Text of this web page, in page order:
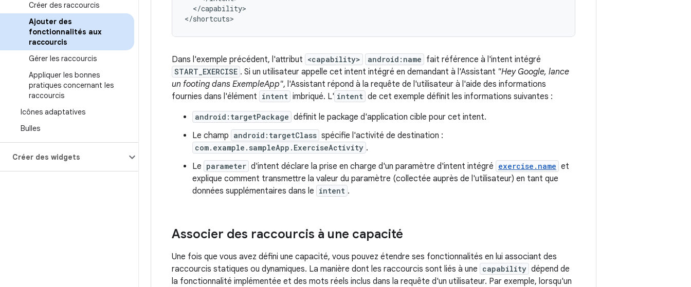
Créer des raccourcis
Ajouter des
fonctionnalités aux
raccourcis
Gérer les raccourcis
Appliquer les bonnes
pratiques concernant les
raccourcis
Icônes adaptatives
Bulles
Créer des widgets
</capability>
Dans l'exemple précédent, l'attribut <capability> android:name fait référence à l'intent intégré
START_EXERCISE . Si un utilisateur appelle cet intent intégré en demandant à l'Assistant "Hey Google, lance
un footing dans ExempleApp", l'Assistant répond à la requête de l'utilisateur à l'aide des informations
fournies dans l'élément intent imbriqué. L' intent de cet exemple définit les informations suivantes :
android:targetPackage définit le package d'application cible pour cet intent.
Le champ android:targetClass spécifie l'activité de destination :
com.example.sampleApp.ExerciseActivity .
Le parameter d'intent déclare la prise en charge d'un paramètre d'intent intégré exercise.name et
explique comment transmettre la valeur du paramètre (collectée auprès de l'utilisateur) en tant que
données supplémentaires dans le intent .
Associer des raccourcis à une capacité
Une fois que vous avez défini une capacité, vous pouvez étendre ses fonctionnalités en lui associant des
raccourcis statiques ou dynamiques. La manière dont les raccourcis sont liés à une capability dépend de
la fonctionnalité implémentée et des mots réels inclus dans la requête d'un utilisateur. Par exemple, lorsqu'un